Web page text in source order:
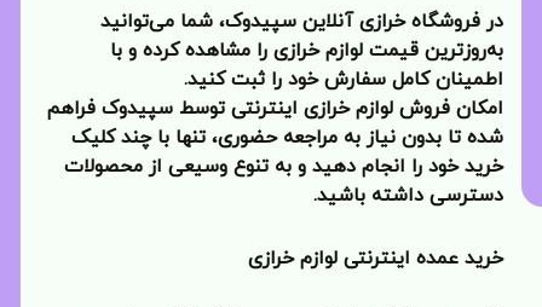
در فروشگاه خرازی آنلاین سپیدوک، شما می‌توانید
به‌روزترین قیمت لوازم خرازی را مشاهده کرده و با
اطمینان کامل سفارش خود را ثبت کنید.
امکان فروش لوازم خرازی اینترنتی توسط سپیدوک فراهم
شده تا بدون نیاز به مراجعه حضوری، تنها با چند کلیک
خرید خود را انجام دهید و به تنوع وسیعی از محصولات
دسترسی داشته باشید.
خرید عمده اینترنتی لوازم خرازی